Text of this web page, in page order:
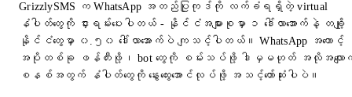
GrizzlySMS က WhatsApp အတည်ပြုကုဒ်ကို လက်ခံရရှိတဲ့ virtual
နံပါတ်တွေကို ငှားရမ်းပေးပါတယ် - နိုင်ငံအများစုမှာ ၁ ဒေါ်လာအောက်နဲ့ တချို့
နိုင်ငံတွေမှာ ၀.၅၀ ဒေါ်လာအောက်ပဲ ကျသင့်ပါတယ်။ WhatsApp အကောင့်
အပိုတစ်ခု ဖန်တီးဖို့၊ bot တွေကို စမ်းသပ်ဖို့ ဒါမှမဟုတ် အလိုအလျော
စနစ်အတွက် နံပါတ်တွေကို နွေးထွေးအောင်လုပ်ဖို့ အသင့်တော်ဆုံးပါပဲ။